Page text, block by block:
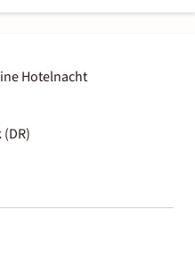
Hotelnacht